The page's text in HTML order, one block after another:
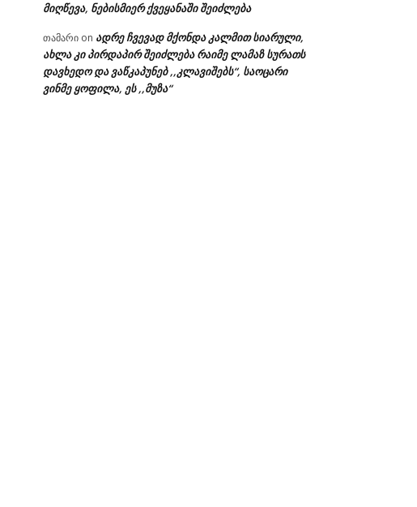
მიღწევა, ნებისმიერ ქვეყანაში შეიძლება
თამარი on ადრე ჩვევად მქონდა კალმით სიარული,
ახლა კი პირდაპირ შეიძლება რაიმე ლამაზ სურათს
დავხედო და ვაწკაპუნებ ,,კლავიშებს“, საოცარი
ვინმე ყოფილა, ეს ,,მუზა“